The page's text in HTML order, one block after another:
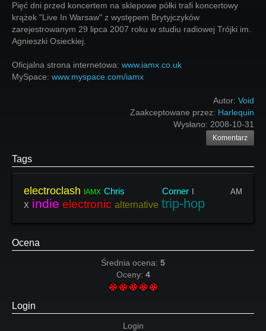
Pięć dni przed koncertem na sklepowe półki trafi koncertowy
krążek "Live In Warsaw" z występem Brytyjczyków
zarejestrowanym 29 lipca 2007 roku w studiu radiowej Trójki im.
Agnieszki Osieckiej.
Oficjalna strona internetowa: www.iamx.co.uk
MySpace: www.myspace.com/iamx
Autor: Void
Zaakceptowane przez: Harlequin
Wysłano: 2008-10-31
Komentarz
Tags
electroclash IAMX Chris Corner
I AM
X indie electronic alternative trip-hop
Ocena
Średnia ocena: 5
Oceny: 4
Login
Login